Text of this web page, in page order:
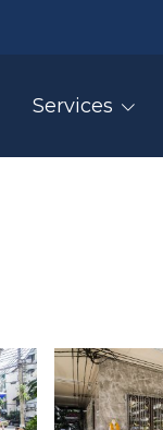
Services